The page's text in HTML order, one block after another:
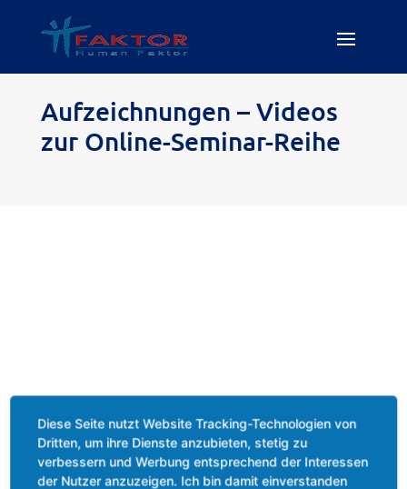
Aufzeichnungen – Videos
zur Online-Seminar-Reihe
Wir benötigen Ihre Zustimmung,
um den Vimeo-Service zu laden!
Diese Seite nutzt Website Tracking-Technologien von
Dritten, um ihre Dienste anzubieten, stetig zu
verbessern und Werbung entsprechend der Interessen
der Nutzer anzuzeigen. Ich bin damit einverstanden